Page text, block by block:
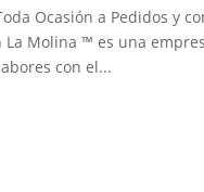
Ocasión a Pedidos y
Molina ™ es una
con el...